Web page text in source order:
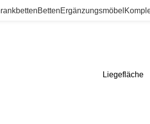
BettenErgänzungsmöbel
Liegefläche